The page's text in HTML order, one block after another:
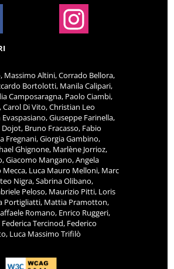
Massimo Altini, Corrado Bellora,
Bortolotti, Manila Calipari,
Camposaragna, Paolo Ciambi,
Di Vito, Christian Leo
Giuseppe Farinella,
Bruno Fracasso, Fabio
Fregnani, Giorgia Gambino,
Ghignone, Marlène Jorrioz,
Giacomo Mangano, Angela
Mecca, Luca Mauro Melloni, Marc
Nigra, Sabrina Olibano,
Peloso, Maurizio Pitti, Loris
Portigliatti, Mattia Pramotton,
Romano, Enrico Ruggeri,
Tercinod, Federico
Luca Massimo Trifilò